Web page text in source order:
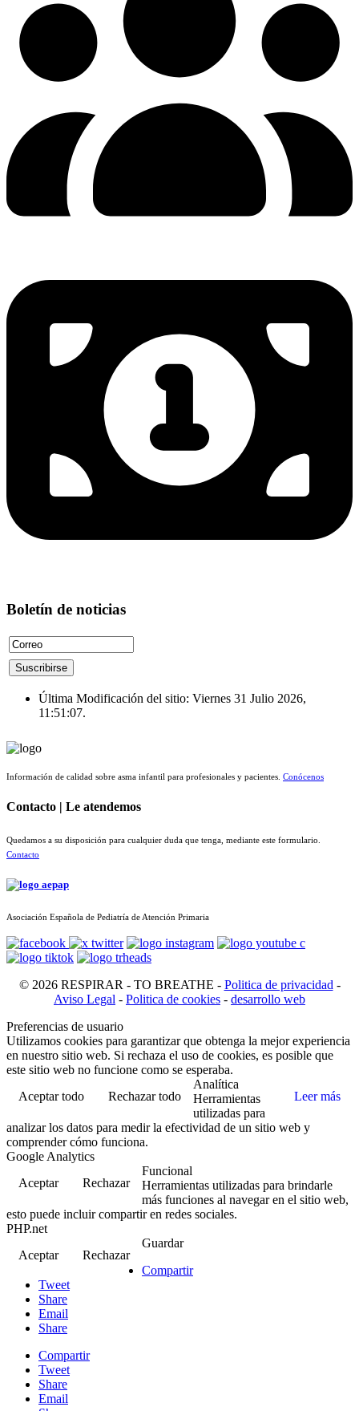
Boletín de noticias
Última Modificación del sitio: Viernes 31 Julio 2026,
11:51:07.
Información de calidad sobre asma infantil para profesionales y pacientes. Conócenos
Contacto | Le atendemos
Quedamos a su disposición para cualquier duda que tenga, mediante este formulario.
Contacto
Asociación Española de Pediatría de Atención Primaria
© 2026 RESPIRAR - TO BREATHE - Politica de privacidad -
Aviso Legal - Politica de cookies - desarrollo web
Preferencias de usuario
Utilizamos cookies para garantizar que obtenga la mejor experiencia
en nuestro sitio web. Si rechaza el uso de cookies, es posible que
este sitio web no funcione como se esperaba.
Aceptar todo
Rechazar todo Leer más
Analítica
Herramientas
utilizadas para
analizar los datos para medir la efectividad de un sitio web y
comprender cómo funciona.
Google Analytics
Aceptar
Rechazar
Funcional
Herramientas utilizadas para brindarle
más funciones al navegar en el sitio web,
esto puede incluir compartir en redes sociales.
PHP.net
Aceptar
Rechazar
Guardar
Compartir
Tweet
Share
Email
Share
Compartir
Tweet
Share
Email